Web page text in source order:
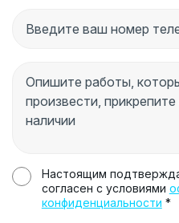
Настоящим
согласен с условиями
конфиденциальности *